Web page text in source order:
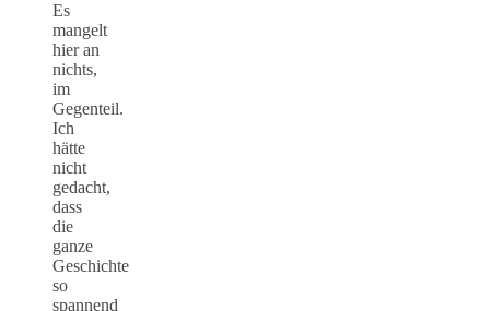
Es
mangelt
hier an
nichts,
im
Gegenteil.
Ich
hätte
nicht
gedacht,
dass
die
ganze
Geschichte
so
spannend